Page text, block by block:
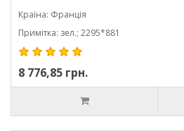
Країна: Франція
Примітка: зел.; 2295*881
8 776,85 грн.